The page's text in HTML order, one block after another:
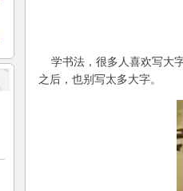
学书法，很多人喜欢写大
之后，也别写太多大字。